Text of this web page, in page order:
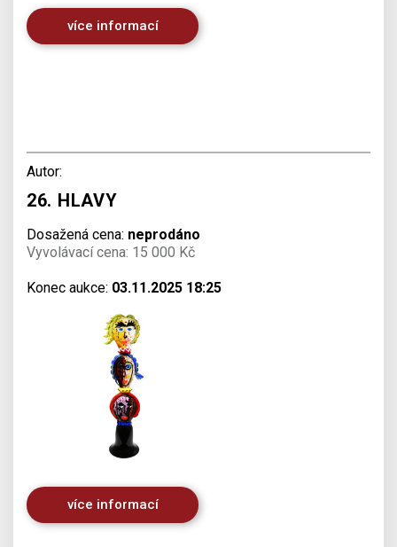
více informací
Autor:
26. HLAVY
Dosažená cena: neprodáno
Vyvolávací cena: 15 000 Kč
Konec aukce: 03.11.2025 18:25
více informací